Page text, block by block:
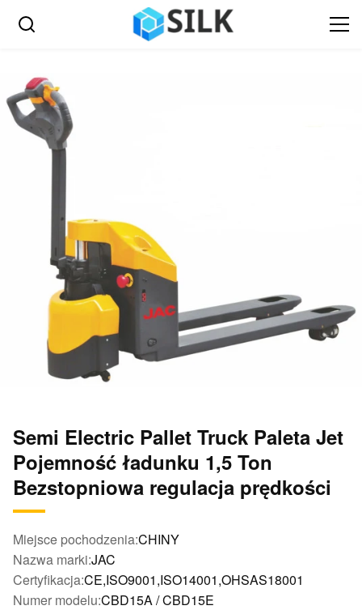
Semi Electric Pallet Truck Paleta Jet
Pojemność ładunku 1,5 Ton
Bezstopniowa regulacja prędkości
Miejsce pochodzenia:CHINY
Nazwa marki:JAC
Certyfikacja:CE,ISO9001,ISO14001,OHSAS18001
Numer modelu:CBD15A / CBD15E